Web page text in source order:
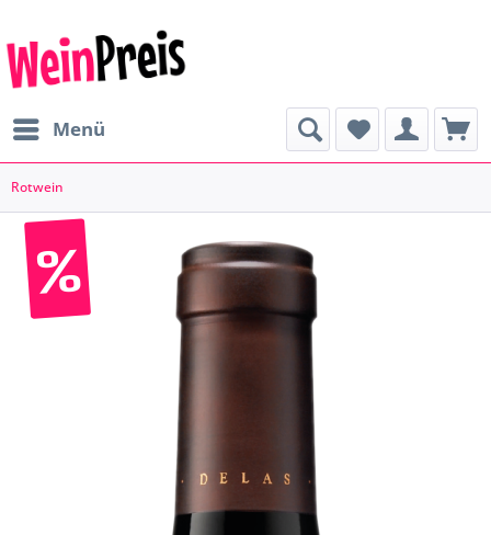
Menü
Rotwein